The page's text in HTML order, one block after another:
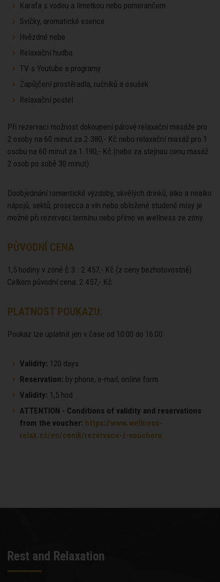
Karafa s vodou a limetkou nebo pomerančem
Svíčky, aromatické esence
Hvězdné nebe
Relaxační hudba
TV s Youtube a programy
Zapůjčení prostěradla, ručníků a osušek
Relaxační postel
Při rezervaci možnost dokoupení párové relaxační masáže pro
2 osoby na 60 minut za 2.380,- Kč nebo relaxační masáž pro 1
osobu na 60 minut za 1.190,- Kč (nebo za stejnou cenu masáž
2 osob po sobě 30 minut).
Doobjednání romantické výzdoby, skvělých drinků, alko a nealko
nápojů, sektů, prosecca a vín nebo obložené studené mísy je
možné při rezervaci termínu nebo přímo ve wellness ze zóny.
PŮVODNÍ CENA
1,5 hodiny v zóně č.3.: 2.457,- Kč (z ceny bezhotovostně)
Celkem původní cena: 2.457,- Kč
PLATNOST POUKAZU:
Poukaz lze uplatnit jen v čase od 10:00 do 16:00
Validity: 120 days
Reservation: by phone, e-mail, online form
Validity: 1,5 hod
ATTENTION - Conditions of validity and reservations
from the voucher: https://www.wellness-
relax.cz/en/cenik/rezervace-z-voucheru
Rest and Relaxation